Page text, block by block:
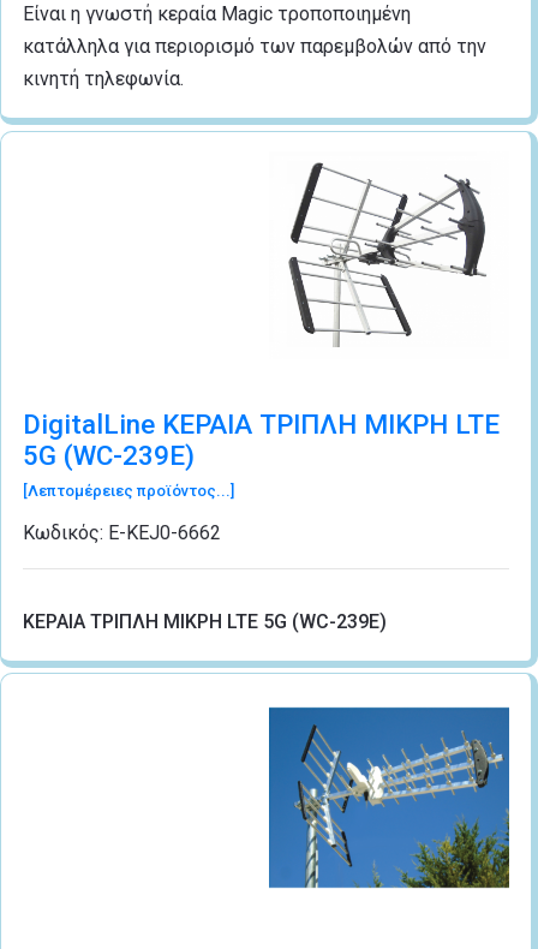
Είναι η γνωστή κεραία Magic τροποποιημένη
κατάλληλα για περιορισμό των παρεμβολών από την
κινητή τηλεφωνία.
DigitalLine KΕΡΑΙΑ ΤΡΙΠΛΗ MIKΡΗ LTE
5G (WC-239E)
[Λεπτομέρειες προϊόντος...]
Κωδικός: Ε-ΚΕJ0-6662
KΕΡΑΙΑ ΤΡΙΠΛΗ MIKΡΗ LTE 5G (WC-239E)